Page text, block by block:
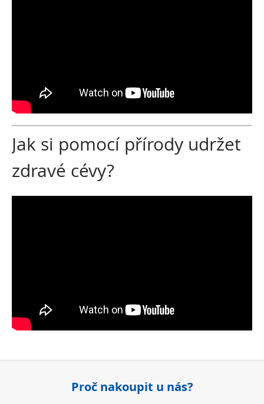
Jak si pomocí přírody udržet
zdravé cévy?
Proč nakoupit u nás?